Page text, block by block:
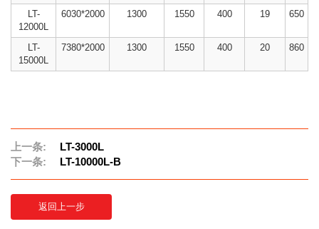
LT-
12000L
6030*2000 1300 1550 400 19 650
LT-
15000L
7380*2000 1300 1550 400 20 860
上一条:
LT-3000L
下一条:
LT-10000L-B
返回上一步